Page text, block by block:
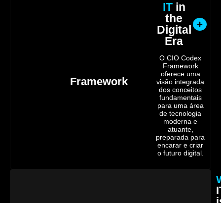
Framework
ITin
the
Digital
Era
O CIO Codex
Framework
oferece uma
visão integrada
dos conceitos
fundamentais
para uma área
de tecnologia
moderna e
atuante,
preparada para
encarar e criar
o futuro digital.